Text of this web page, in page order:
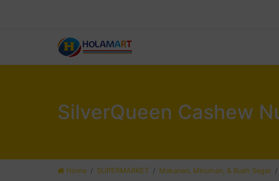
SilverQueen Cashew
Home SUPERMARKET Makanan, Minuman, & Buah Segar